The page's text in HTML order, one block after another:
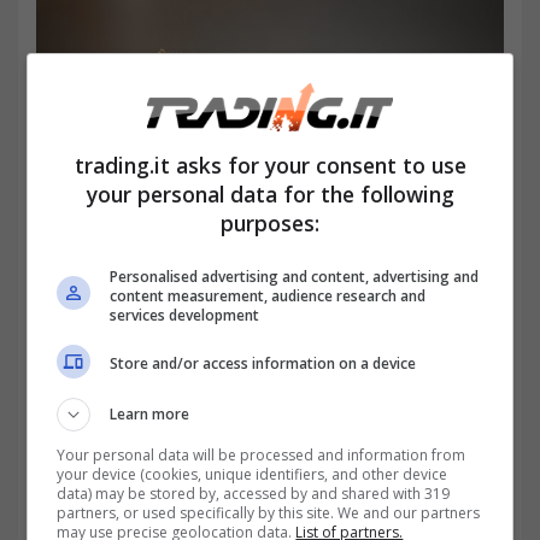
Pensione anticipata a 67 anni grazie al TFR: cosa
prevede la nuova riforma del sistema previdenziale?
(trading.it)
trading.it asks for your consent to use
your personal data for the following
purposes:
Personalised advertising and content, advertising and
content measurement, audience research and
services development
Store and/or access information on a device
Learn more
Your personal data will be processed and information from
your device (cookies, unique identifiers, and other device
data) may be stored by, accessed by and shared with 319
partners, or used specifically by this site. We and our partners
may use precise geolocation data. List of partners.